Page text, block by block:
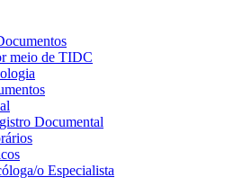
meio de TIDC
Documental
o Especialista